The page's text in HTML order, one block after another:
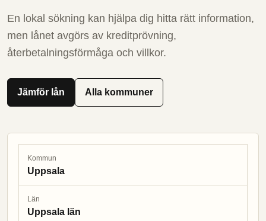
En lokal sökning kan hjälpa dig hitta rätt information,
men lånet avgörs av kreditprövning,
återbetalningsförmåga och villkor.
Jämför lån Alla kommuner
Kommun
Uppsala
Län
Uppsala län